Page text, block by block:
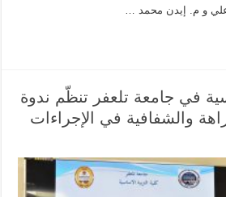
و م. إيدن محمد …
في جامعة تلعفر تنظّم ندوة
والشفافية في الإجراءات